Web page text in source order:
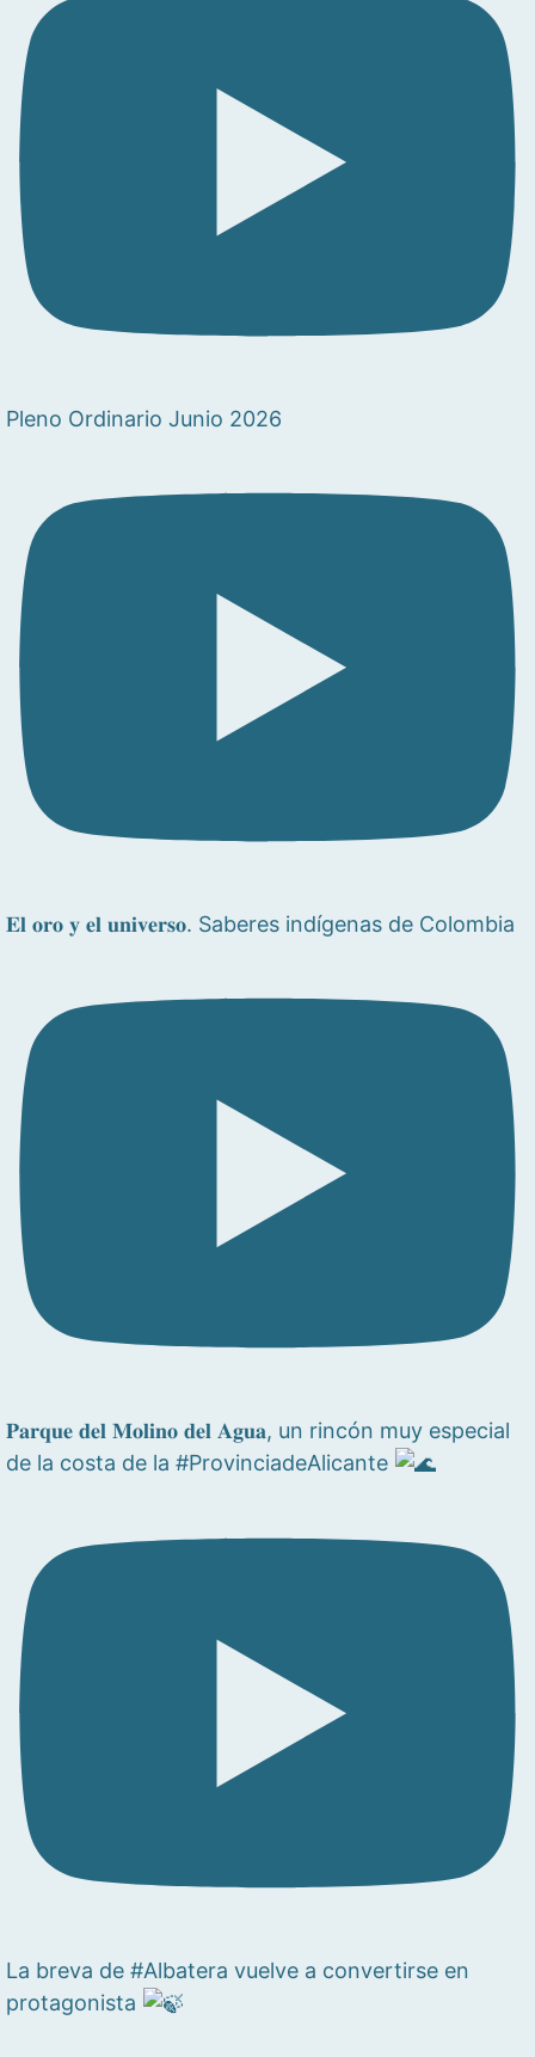
Pleno Ordinario Junio 2026
𝐄𝐥 𝐨𝐫𝐨 𝐲 𝐞𝐥 𝐮𝐧𝐢𝐯𝐞𝐫𝐬𝐨. Saberes indígenas de Colombia
𝐏𝐚𝐫𝐪𝐮𝐞 𝐝𝐞𝐥 𝐌𝐨𝐥𝐢𝐧𝐨 𝐝𝐞𝐥 𝐀𝐠𝐮𝐚, un rincón muy especial
de la costa de la #ProvinciadeAlicante
La breva de #Albatera vuelve a convertirse en
protagonista